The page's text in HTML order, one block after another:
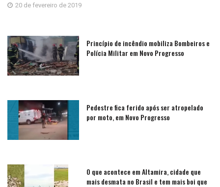
20 de fevereiro de 2019
Princípio de incêndio mobiliza Bombeiros e
Polícia Militar em Novo Progresso
Pedestre fica ferido após ser atropelado
por moto, em Novo Progresso
O que acontece em Altamira, cidade que
mais desmata no Brasil e tem mais boi que